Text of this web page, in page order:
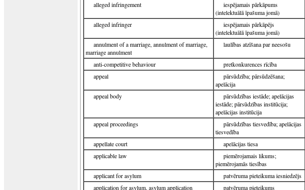
alleged infringement
iespējamais pārkāpums
(intelektuālā īpašuma jomā)
alleged infringer
iespējamais pārkāpējs
(intelektuālā īpašuma jomā)
annulment of a marriage, annulment of marriage,
marriage annulment
laulības atzīšana par neesošu
anti-competitive behaviour
pretkonkurences rīcība
appeal
pārsūdzība; pārsūdzēšana;
apelācija
appeal body
pārsūdzības iestāde; apelācijas
iestāde; pārsūdzības institūcija;
apelācijas institūcija
appeal proceedings
pārsūdzības tiesvedība; apelācijas
tiesvedība
appellate court
apelācijas tiesa
applicable law
piemērojamais likums;
piemērojamās tiesības
applicant for asylum
patvēruma pieteikuma iesniedzējs
application for asylum, asylum application
patvēruma pieteikums